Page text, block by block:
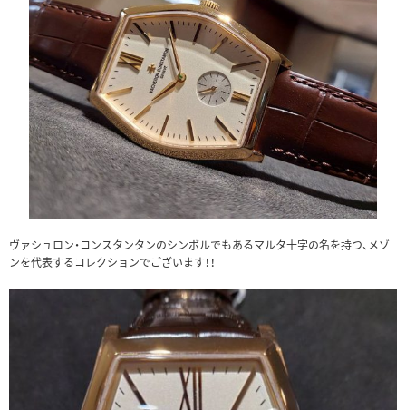
ヴァシュロン・コンスタンタンのシンボルでもあるマルタ十字の名を持つ、メゾ
ンを代表するコレクションでございます！！